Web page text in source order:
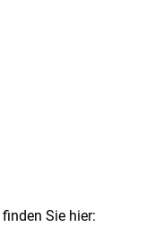
Sie hier: